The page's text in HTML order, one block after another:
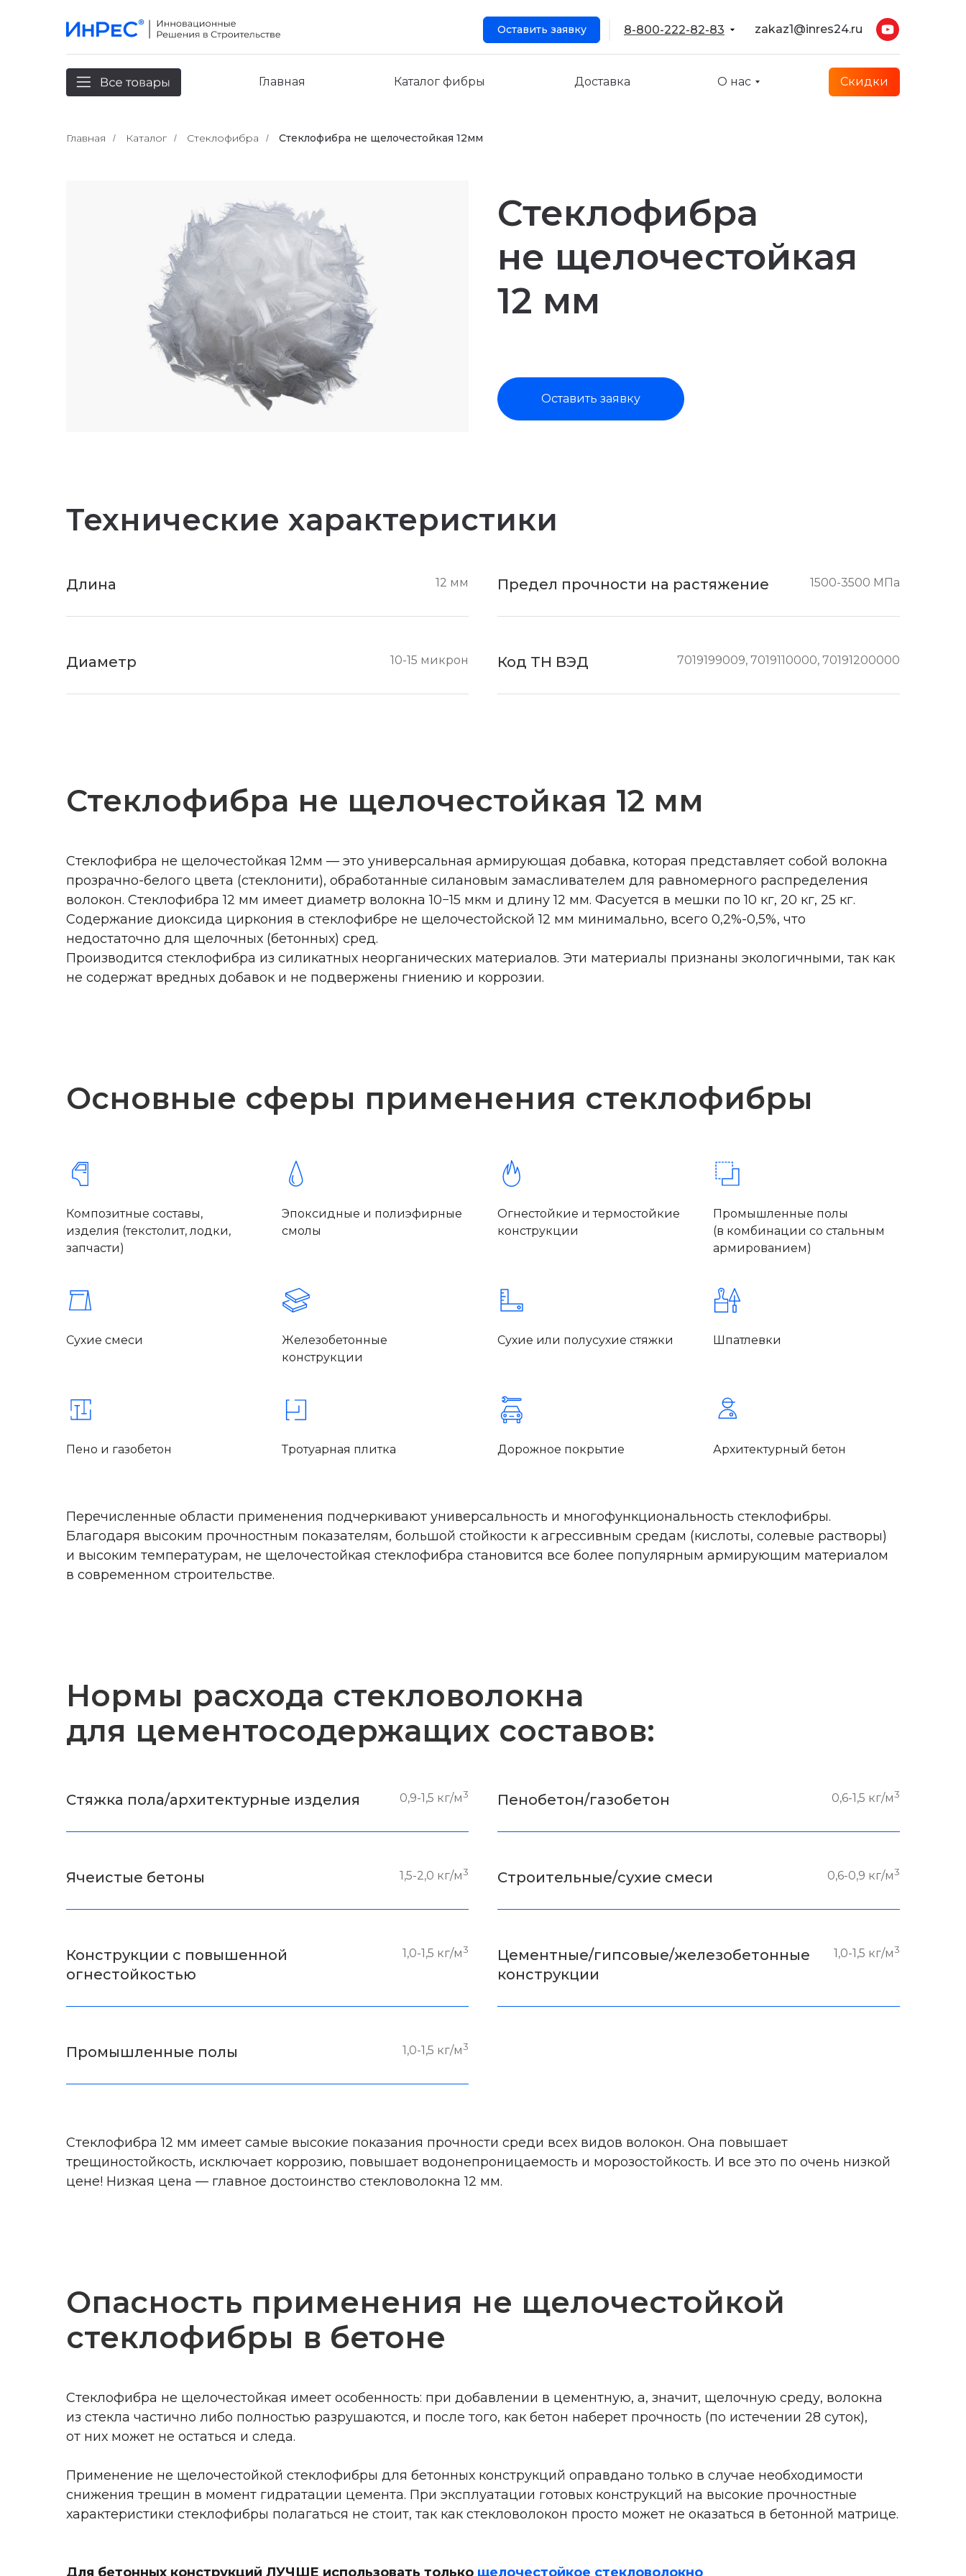
zakaz1@inres24.ru
Главная О нас
Доставка
Каталог фибры
Оставить заявку
Скидки
8-800-222-82-83
Главная / Каталог / Стеклофибра / Стеклофибра не щелочестойкая 12мм
Стеклофибра
не щелочестойкая
12 мм
Оставить заявку
Технические характеристики
Длина 12 мм
Диаметр 10-15 микрон
Предел прочности на растяжение 1500-3500 МПа
Код ТН ВЭД 7019199009, 7019110000, 70191200000
Стеклофибра не щелочестойкая 12 мм
Стеклофибра не щелочестойкая 12мм — это универсальная армирующая добавка, которая представляет собой волокна
прозрачно-белого цвета (стеклонити), обработанные силановым замасливателем для равномерного распределения
волокон. Стеклофибра 12 мм имеет диаметр волокна 10−15 мкм и длину 12 мм. Фасуется в мешки по 10 кг, 20 кг, 25 кг.
Содержание диоксида циркония в стеклофибре не щелочестойской 12 мм минимально, всего 0,2%-0,5%, что
недостаточно для щелочных (бетонных) сред.
Производится стеклофибра из силикатных неорганических материалов. Эти материалы признаны экологичными, так как
не содержат вредных добавок и не подвержены гниению и коррозии.
Основные сферы применения стеклофибры
Композитные составы,
изделия (текстолит, лодки,
запчасти)
Эпоксидные и полиэфирные
смолы
Огнестойкие и термостойкие
конструкции
Промышленные полы
(в комбинации со стальным
армированием)
Сухие смеси
Железобетонные
конструкции
Сухие или полусухие стяжки Шпатлевки
Пено и газобетон Тротуарная плитка Дорожное покрытие Архитектурный бетон
Перечисленные области применения подчеркивают универсальность и многофункциональность стеклофибры.
Благодаря высоким прочностным показателям, большой стойкости к агрессивным средам (кислоты, солевые растворы)
и высоким температурам, не щелочестойкая стеклофибра становится все более популярным армирующим материалом
в современном строительстве.
Нормы расхода стекловолокна
для цементосодержащих составов:
Стяжка пола/архитектурные изделия 0,9-1,5 кг/м3
Ячеистые бетоны 1,5-2,0 кг/м3
Конструкции с повышенной
огнестойкостью
1,0-1,5 кг/м3
Промышленные полы 1,0-1,5 кг/м3
Пенобетон/газобетон 0,6-1,5 кг/м3
Строительные/сухие смеси 0,6-0,9 кг/м3
Цементные/гипсовые/железобетонные
конструкции
1,0-1,5 кг/м3
Стеклофибра 12 мм имеет самые высокие показания прочности среди всех видов волокон. Она повышает
трещиностойкость, исключает коррозию, повышает водонепроницаемость и морозостойкость. И все это по очень низкой
цене! Низкая цена — главное достоинство стекловолокна 12 мм.
Опасность применения не щелочестойкой
стеклофибры в бетоне
Стеклофибра не щелочестойкая имеет особенность: при добавлении в цементную, а, значит, щелочную среду, волокна
из стекла частично либо полностью разрушаются, и после того, как бетон наберет прочность (по истечении 28 суток),
от них может не остаться и следа.
Применение не щелочестойкой стеклофибры для бетонных конструкций оправдано только в случае необходимости
снижения трещин в момент гидратации цемента. При эксплуатации готовых конструкций на высокие прочностные
характеристики стеклофибры полагаться не стоит, так как стекловолокон просто может не оказаться в бетонной матрице.
Для бетонных конструкций ЛУЧШЕ использовать только щелочестойкое стекловолокно